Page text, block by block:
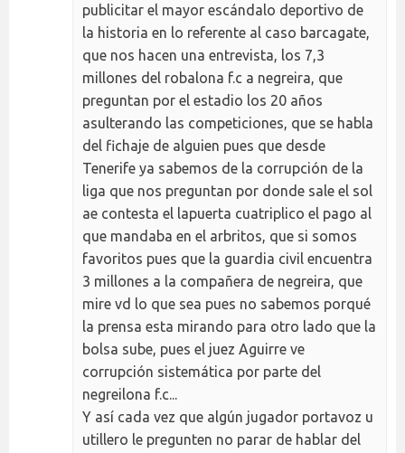
publicitar el mayor escándalo deportivo de
la historia en lo referente al caso barcagate,
que nos hacen una entrevista, los 7,3
millones del robalona f.c a negreira, que
preguntan por el estadio los 20 años
asulterando las competiciones, que se habla
del fichaje de alguien pues que desde
Tenerife ya sabemos de la corrupción de la
liga que nos preguntan por donde sale el sol
ae contesta el lapuerta cuatriplico el pago al
que mandaba en el arbritos, que si somos
favoritos pues que la guardia civil encuentra
3 millones a la compañera de negreira, que
mire vd lo que sea pues no sabemos porqué
la prensa esta mirando para otro lado que la
bolsa sube, pues el juez Aguirre ve
corrupción sistemática por parte del
negreilona f.c...
Y así cada vez que algún jugador portavoz u
utillero le pregunten no parar de hablar del